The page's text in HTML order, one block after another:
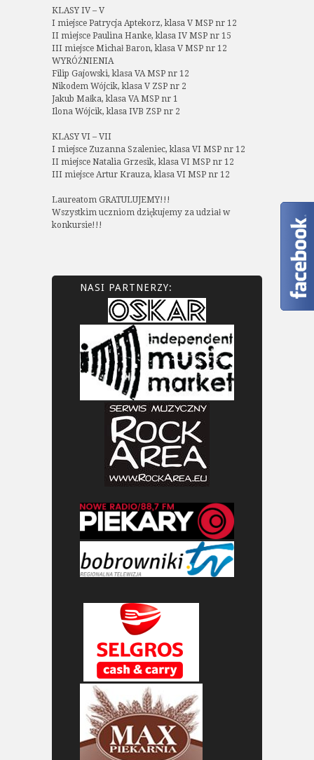
KLASY IV – V
I miejsce Patrycja Aptekorz, klasa V MSP nr 12
II miejsce Paulina Hanke, klasa IV MSP nr 15
III miejsce Michał Baron, klasa V MSP nr 12
WYRÓŻNIENIA
Filip Gajowski, klasa VA MSP nr 12
Nikodem Wójcik, klasa V ZSP nr 2
Jakub Małka, klasa VA MSP nr 1
Ilona Wójcik, klasa IVB ZSP nr 2
KLASY VI – VII
I miejsce Zuzanna Szaleniec, klasa VI MSP nr 12
II miejsce Natalia Grzesik, klasa VI MSP nr 12
III miejsce Artur Krauza, klasa VI MSP nr 12
Laureatom GRATULUJEMY!!!
Wszystkim uczniom dziękujemy za udział w
konkursie!!!
NASI PARTNERZY: